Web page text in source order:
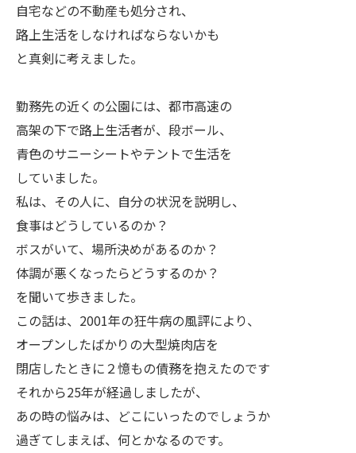
自宅などの不動産も処分され、
路上生活をしなければならないかも
と真剣に考えました。
勤務先の近くの公園には、都市高速の
高架の下で路上生活者が、段ボール、
青色のサニーシートやテントで生活を
していました。
私は、その人に、自分の状況を説明し、
食事はどうしているのか？
ボスがいて、場所決めがあるのか？
体調が悪くなったらどうするのか？
を聞いて歩きました。
この話は、2001年の狂牛病の風評により、
オープンしたばかりの大型焼肉店を
閉店したときに２憶もの債務を抱えたのです
それから25年が経過しましたが、
あの時の悩みは、どこにいったのでしょうか
過ぎてしまえば、何とかなるのです。